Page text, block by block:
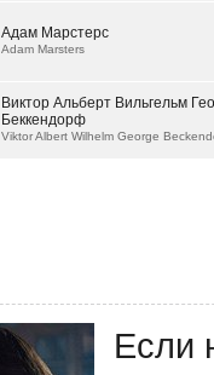
Адам Марстерс
Adam Marsters
Виктор Альберт Вильгельм
Беккендорф
Viktor Albert Wilhelm George
Если